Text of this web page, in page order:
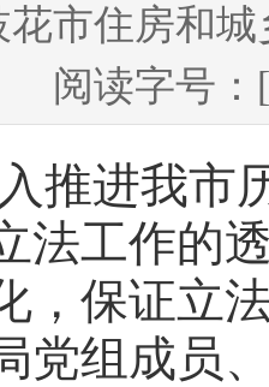
花市住房和
阅读字号
进我市历
法工作的
，保证立
党组成员